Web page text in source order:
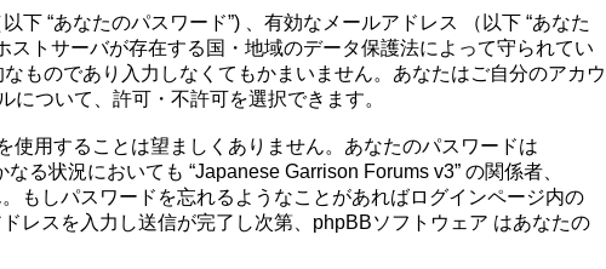
“あなたのパスワード”) 、有効なメールアドレス （以下 “あなた
ストサーバが存在する国・地域のデータ保護法によって守られてい
ものであり入力しなくてもかまいません。あなたはご自分のアカウ
ついて、許可・不許可を選択できます。
用することは望ましくありません。あなたのパスワードは
る状況においても “Japanese Garrison Forums v3” の関係者、
もしパスワードを忘れるようなことがあればログインページ内の
レスを入力し送信が完了し次第、phpBBソフトウェア はあなたの